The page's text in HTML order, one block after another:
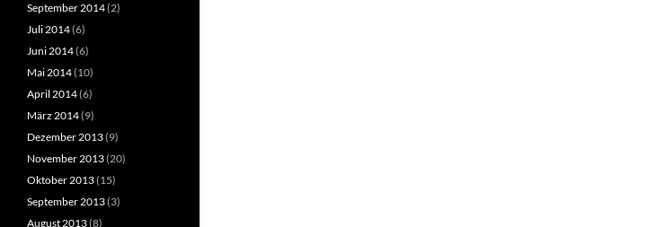
September 2014(2)
Juli 2014(6)
Juni 2014(6)
Mai 2014(10)
April 2014(6)
März 2014(9)
Dezember 2013(9)
November 2013(20)
Oktober 2013(15)
September 2013(3)
August 2013(8)